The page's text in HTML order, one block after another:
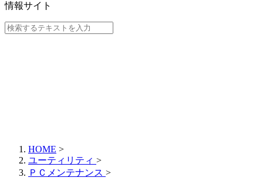
情報サイト
HOME >
ユーティリティ >
ＰＣメンテナンス >